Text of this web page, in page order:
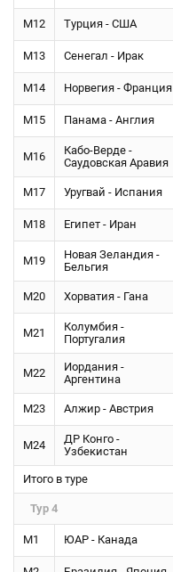
М12 Турция - США
М13 Сенегал - Ирак
М14 Норвегия - Франция
М15 Панама - Англия
М16
Кабо-Верде -
Саудовская Аравия
М17 Уругвай - Испания
М18 Египет - Иран
М19
Новая Зеландия -
Бельгия
М20 Хорватия - Гана
М21
Колумбия -
Португалия
М22
Иордания -
Аргентина
М23 Алжир - Австрия
М24
ДР Конго -
Узбекистан
Итого в туре
Тур 4
М1 ЮАР - Канада